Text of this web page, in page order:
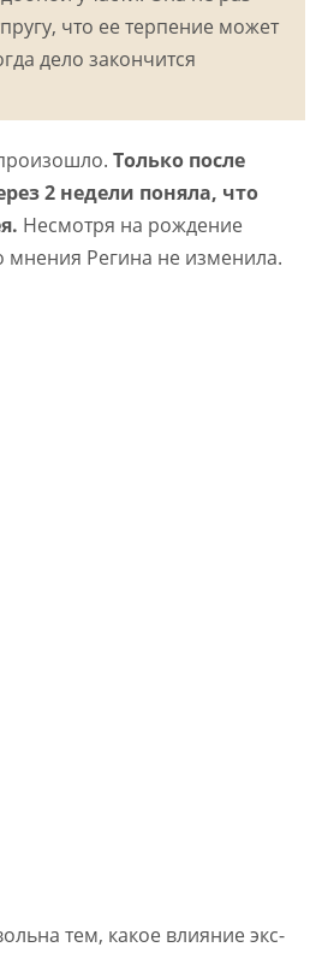
что ее терпение может
дело закончится
Только после
2 недели поняла, что
Несмотря на рождение
мнения Регина не изменила.
тем, какое влияние экс-